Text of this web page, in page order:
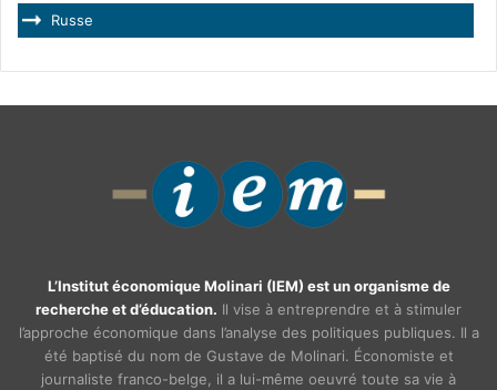
Russe
L’Institut économique Molinari (IEM) est un organisme de
recherche et d’éducation. Il vise à entreprendre et à stimuler
l’approche économique dans l’analyse des politiques publiques. Il a
été baptisé du nom de Gustave de Molinari. Économiste et
journaliste franco-belge, il a lui-même oeuvré toute sa vie à